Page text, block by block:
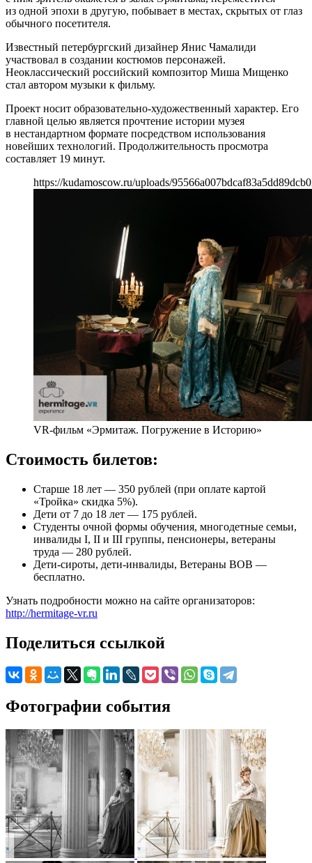
из одной эпохи в другую, побывает в местах, скрытых от глаз
обычного посетителя.
Известный петербургский дизайнер Янис Чамалиди
участвовал в создании костюмов персонажей.
Неоклассический российский композитор Миша Мищенко
стал автором музыки к фильму.
Проект носит образовательно-художественный характер. Его
главной целью является прочтение истории музея
в нестандартном формате посредством использования
новейших технологий. Продолжительность просмотра
составляет 19 минут.
https://kudamoscow.ru/uploads/
VR-фильм «Эрмитаж. Погружение в Историю»
Стоимость билетов:
Старше 18 лет — 350 рублей (при оплате картой
«Тройка» скидка 5%).
Дети от 7 до 18 лет — 175 рублей.
Студенты очной формы обучения, многодетные семьи,
инвалиды I, II и III группы, пенсионеры, ветераны
труда — 280 рублей.
Дети-сироты, дети-инвалиды, Ветераны ВОВ —
бесплатно.
Узнать подробности можно на сайте организаторов:
http://hermitage-vr.ru
Поделиться ссылкой
Фотографии события